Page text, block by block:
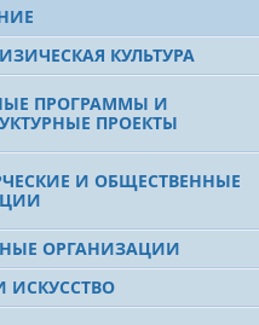
КУЛЬТУРА
ПРОГРАММЫ И
ПРОЕКТЫ
И ОБЩЕСТВЕННЫЕ
ОРГАНИЗАЦИИ
ИСКУССТВО